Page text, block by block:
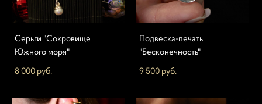
Серьги "Сокровище
Южного моря"
8 000 pуб.
Подвеска-печать
"Бесконечность"
9 500 pуб.